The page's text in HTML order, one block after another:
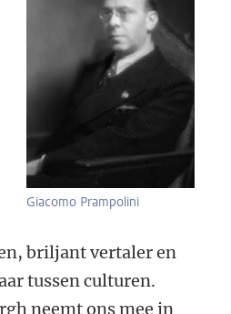
Giacomo Prampolini
briljant vertaler en
tussen culturen.
neemt ons mee in